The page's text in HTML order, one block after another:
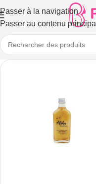
Passer à la navigation
Passer au contenu principal